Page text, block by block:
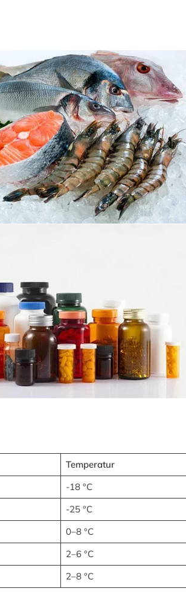
Temperatur
-18 °C
-25 °C
0–8 °C
2–6 °C
2–8 °C